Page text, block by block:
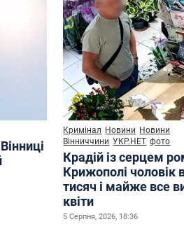
Кримінал Новини Новини
Вінниччини УКР.НЕТ фото
Крадій із серцем
Крижополі чоловік
тисяч і майже все
квіти
5 Серпня, 2026, 18:36